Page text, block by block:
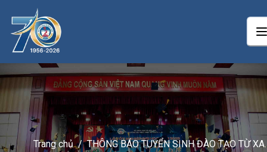
Trang chủ / THÔNG BÁO TUYỂN SINH ĐÀO TẠO TỪ XA